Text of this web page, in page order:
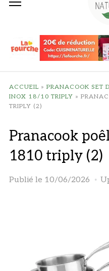
ACCUEIL » PRANACOOK SET
INOX 18/10 TRIPLY »
TRIPLY (2)
Pranacook
1810 triply (2)
Publié le 10/06/2026